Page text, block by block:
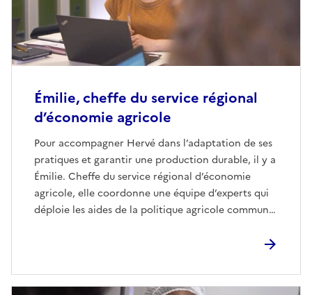
Émilie, cheffe du service régional
d’économie agricole
Pour accompagner Hervé dans l’adaptation de ses
pratiques et garantir une production durable, il y a
Émilie. Cheffe du service régional d’économie
agricole, elle coordonne une équipe d’experts qui
déploie les aides de la politique agricole commune.
si cette mission devenait la vôtre ?